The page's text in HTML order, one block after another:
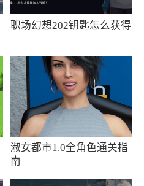
索，各大热门小说，与
供各种不同的免费图
精品出版物。现在下载
元现金奖励
了全网热门小说资源，
等类型，只要你想看
职场幻想202钥匙怎么获得
淑女都市1.0全角色通关指
南